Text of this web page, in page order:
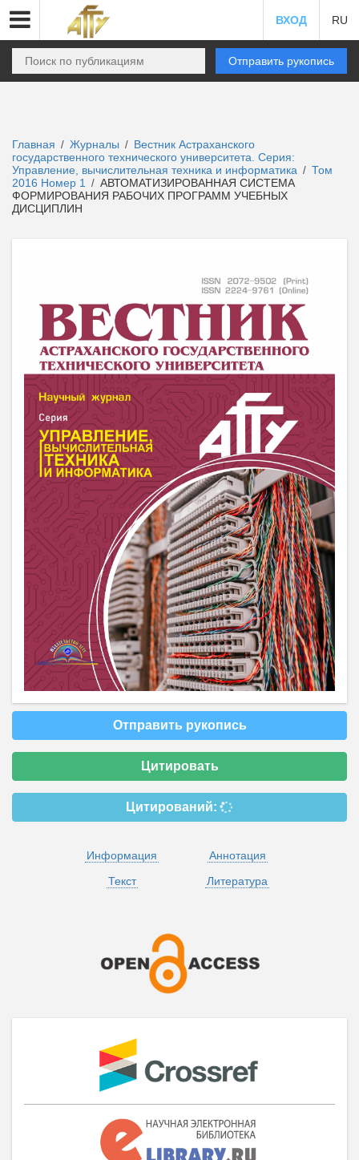
ВХОД RU
Отправить рукопись
Главная / Журналы / Вестник Астраханского
государственного технического университета. Серия:
Управление, вычислительная техника и информатика / Том
2016 Номер 1
/ АВТОМАТИЗИРОВАННАЯ СИСТЕМА
ФОРМИРОВАНИЯ РАБОЧИХ ПРОГРАММ УЧЕБНЫХ
ДИСЦИПЛИН
Отправить рукопись
Цитировать
Цитирований:
Информация
Аннотация
Текст
Литература